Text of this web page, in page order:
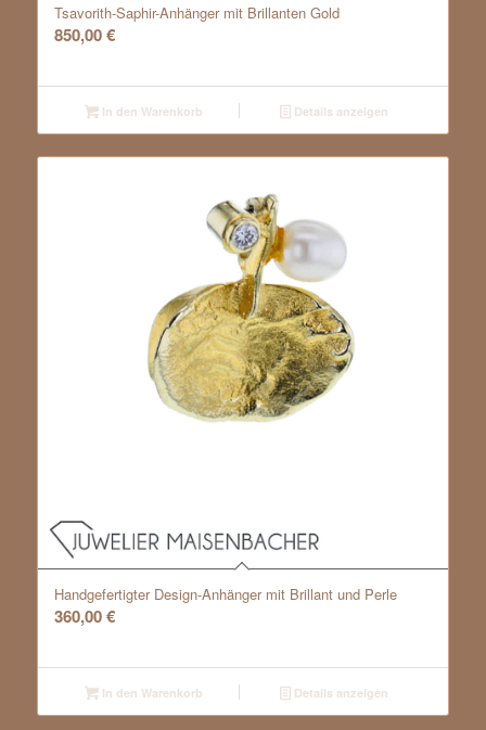
Tsavorith-Saphir-Anhänger mit Brillanten Gold
850,00€
In den Warenkorb Details anzeigen
Handgefertigter Design-Anhänger mit Brillant und Perle
360,00€
In den Warenkorb Details anzeigen